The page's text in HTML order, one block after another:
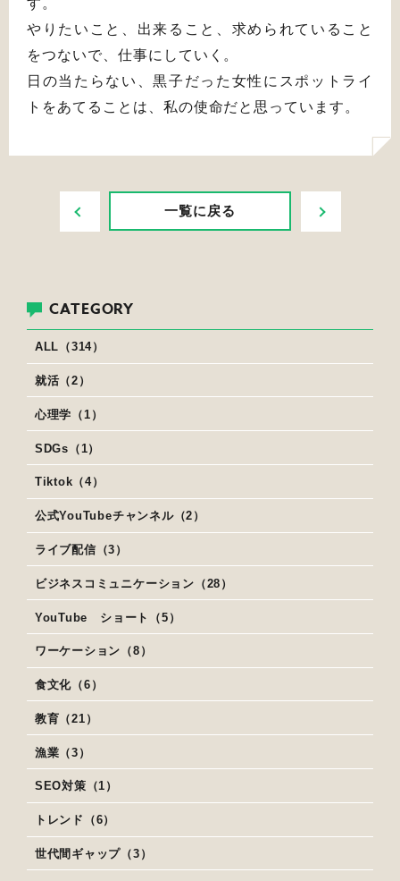
す。
やりたいこと、出来ること、求められていること
をつないで、仕事にしていく。
日の当たらない、黒子だった女性にスポットライ
トをあてることは、私の使命だと思っています。
一覧に戻る
CATEGORY
ALL（314）
就活（2）
心理学（1）
SDGs（1）
Tiktok（4）
公式YouTubeチャンネル（2）
ライブ配信（3）
ビジネスコミュニケーション（28）
YouTube ショート（5）
ワーケーション（8）
食文化（6）
教育（21）
漁業（3）
SEO対策（1）
トレンド（6）
世代間ギャップ（3）